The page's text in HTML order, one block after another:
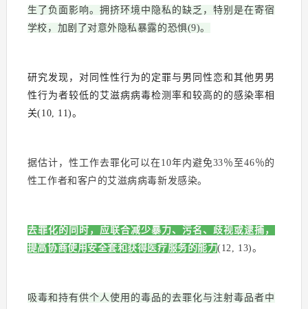
生了负面影响。拥挤环境中隐私的缺乏，特别是在寄宿
学校，加剧了对意外隐私暴露的恐惧(9)。
研究发现，对同性性行为的定罪与男同性恋和其他男男
性行为者较低的艾滋病病毒检测率和较高的的感染率相
关(10, 11)。
据估计，性工作去罪化可以在10年内避免33％至46％的
性工作者和客户的艾滋病病毒新发感染。
去罪化的同时，应联合减少暴力、污名、歧视或逮捕，
提高协商使用安全套和获得医疗服务的能力(12, 13)。
吸毒和持有供个人使用的毒品的去罪化与注射毒品者中